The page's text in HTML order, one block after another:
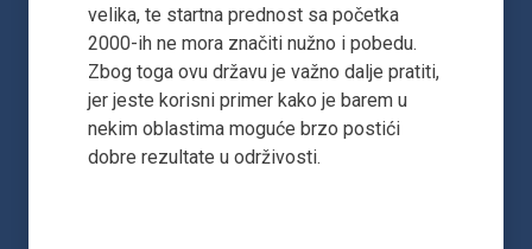
velika, te startna prednost sa početka
2000-ih ne mora značiti nužno i pobedu.
Zbog toga ovu državu je važno dalje pratiti,
jer jeste korisni primer kako je barem u
nekim oblastima moguće brzo postići
dobre rezultate u održivosti.